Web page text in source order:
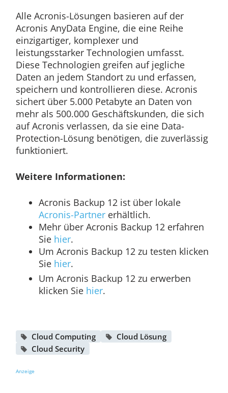
Alle Acronis-Lösungen basieren auf der
Acronis AnyData Engine, die eine Reihe
einzigartiger, komplexer und
leistungsstarker Technologien umfasst.
Diese Technologien greifen auf jegliche
Daten an jedem Standort zu und erfassen,
speichern und kontrollieren diese. Acronis
sichert über 5.000 Petabyte an Daten von
mehr als 500.000 Geschäftskunden, die sich
auf Acronis verlassen, da sie eine Data-
Protection-Lösung benötigen, die zuverlässig
funktioniert.
Weitere Informationen:
Acronis Backup 12 ist über lokale
Acronis-Partner erhältlich.
Mehr über Acronis Backup 12 erfahren
Sie hier.
Um Acronis Backup 12 zu testen klicken
Sie hier.
Um Acronis Backup 12 zu erwerben
klicken Sie hier.
Cloud Computing
Cloud Lösung
Cloud Security
Anzeige